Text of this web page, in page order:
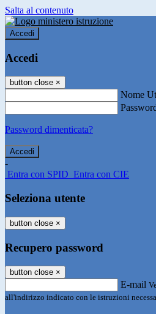
Salta al contenuto
Accedi
Accedi
button close ×
Nome
Password dimenticata?
-
Entra con SPID Entra con CIE
Seleziona utente
button close ×
Recupero password
button close ×
E-mail
all'indirizzo indicato con le istruzioni